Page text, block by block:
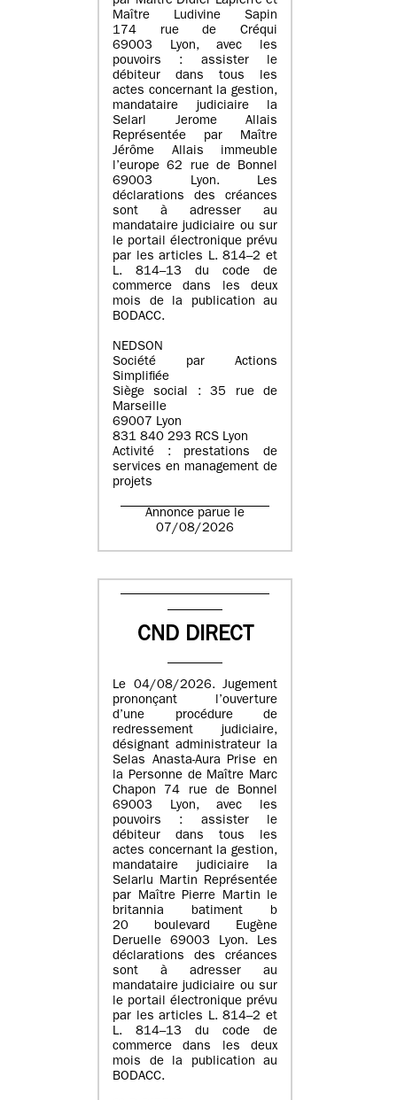
Maître Ludivine Sapin
174 rue de Créqui
69003 Lyon, avec les
pouvoirs : assister le
débiteur dans tous les
actes concernant la gestion,
mandataire judiciaire la
Selarl Jerome Allais
Représentée par Maître
Jérôme Allais immeuble
l’europe 62 rue de Bonnel
69003 Lyon. Les
déclarations des créances
sont à adresser au
mandataire judiciaire ou sur
le portail électronique prévu
par les articles L. 814–2 et
L. 814–13 du code de
commerce dans les deux
mois de la publication au
BODACC.
NEDSON
Société par Actions
Simplifiée
Siège social : 35 rue de
Marseille
69007 Lyon
831 840 293 RCS Lyon
Activité : prestations de
services en management de
projets
Annonce parue le
07/08/2026
CND DIRECT
Le 04/08/2026. Jugement
prononçant l’ouverture
d’une procédure de
redressement judiciaire,
désignant administrateur la
Selas Anasta-Aura Prise en
la Personne de Maître Marc
Chapon 74 rue de Bonnel
69003 Lyon, avec les
pouvoirs : assister le
débiteur dans tous les
actes concernant la gestion,
mandataire judiciaire la
Selarlu Martin Représentée
par Maître Pierre Martin le
britannia batiment b
20 boulevard Eugène
Deruelle 69003 Lyon. Les
déclarations des créances
sont à adresser au
mandataire judiciaire ou sur
le portail électronique prévu
par les articles L. 814–2 et
L. 814–13 du code de
commerce dans les deux
mois de la publication au
BODACC.